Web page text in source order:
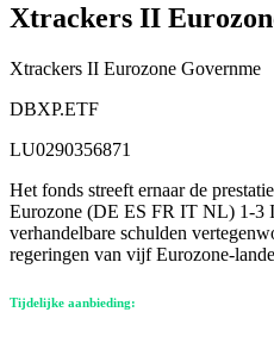
Xtrackers II
Xtrackers II Eurozone Governme
DBXP.ETF
LU0290356871
Het fonds streeft ernaar de
Eurozone (DE ES FR IT NL) 1-3
verhandelbare schulden
regeringen van vijf Eurozone-
Tijdelijke aanbieding: